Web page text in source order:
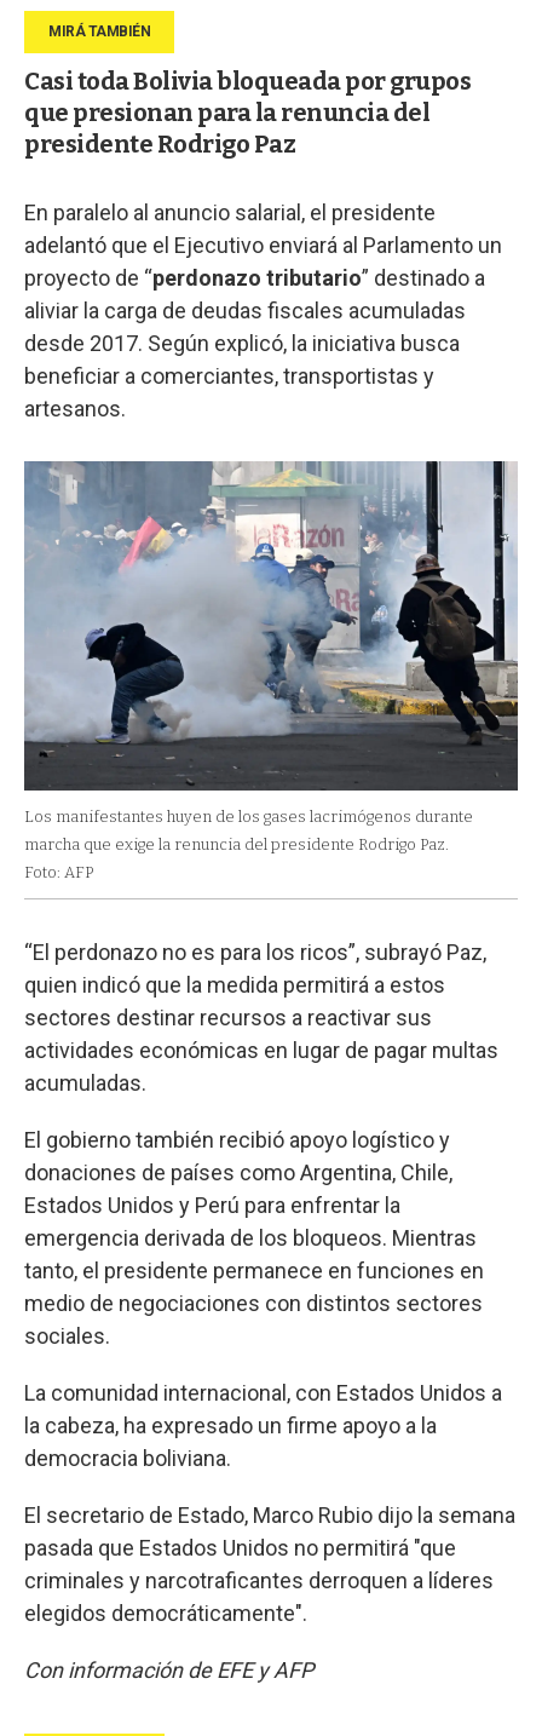
Casi toda Bolivia bloqueada por grupos
que presionan para la renuncia del
presidente Rodrigo Paz
En paralelo al anuncio salarial, el presidente
adelantó que el Ejecutivo enviará al Parlamento un
proyecto de “perdonazo tributario” destinado a
aliviar la carga de deudas fiscales acumuladas
desde 2017. Según explicó, la iniciativa busca
beneficiar a comerciantes, transportistas y
artesanos.
Los manifestantes huyen de los gases lacrimógenos durante
marcha que exige la renuncia del presidente Rodrigo Paz.
Foto: AFP
“El perdonazo no es para los ricos”, subrayó Paz,
quien indicó que la medida permitirá a estos
sectores destinar recursos a reactivar sus
actividades económicas en lugar de pagar multas
acumuladas.
El gobierno también recibió apoyo logístico y
donaciones de países como Argentina, Chile,
Estados Unidos y Perú para enfrentar la
emergencia derivada de los bloqueos. Mientras
tanto, el presidente permanece en funciones en
medio de negociaciones con distintos sectores
sociales.
La comunidad internacional, con Estados Unidos a
la cabeza, ha expresado un firme apoyo a la
democracia boliviana.
El secretario de Estado, Marco Rubio dijo la semana
pasada que Estados Unidos no permitirá "que
criminales y narcotraficantes derroquen a líderes
elegidos democráticamente".
Con información de EFE y AFP